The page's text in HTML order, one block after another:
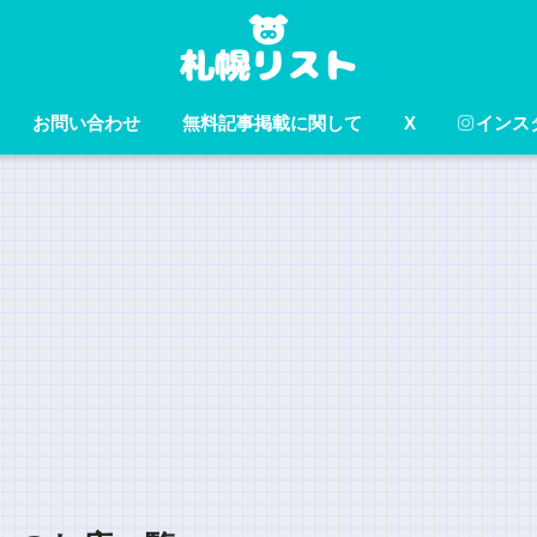
お問い合わせ 無料記事掲載に関して X インス